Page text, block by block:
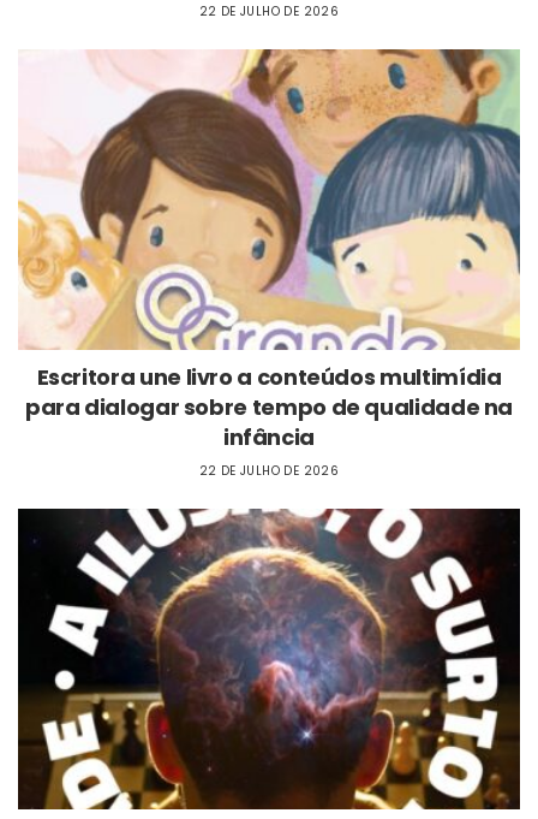
22 DE JULHO DE 2026
Escritora une livro a conteúdos multimídia
para dialogar sobre tempo de qualidade na
infância
22 DE JULHO DE 2026